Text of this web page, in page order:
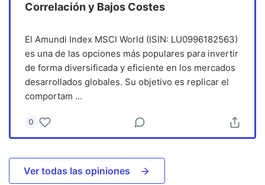
Correlación y Bajos Costes
El Amundi Index MSCI World (ISIN: LU0996182563)
es una de las opciones más populares para invertir
de forma diversificada y eficiente en los mercados
desarrollados globales. Su objetivo es replicar el
comportam ...
0
Ver todas las opiniones